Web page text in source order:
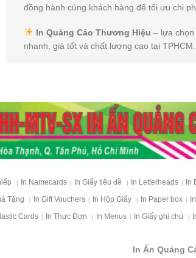
đồng hành cùng khách hàng để tối ưu chi
In Quảng Cáo Thương Hiệu – lựa
nhanh, giá tốt và chất lượng cao tại TPHCM.
In Namecards In Giấy tiêu đề In Letterheads In
Tặng In Gift Vouchers In Hộp Giấy In Paper box
Cards In Thực Đơn In Menus In Giấy ghi chú
In Ấn Quảng